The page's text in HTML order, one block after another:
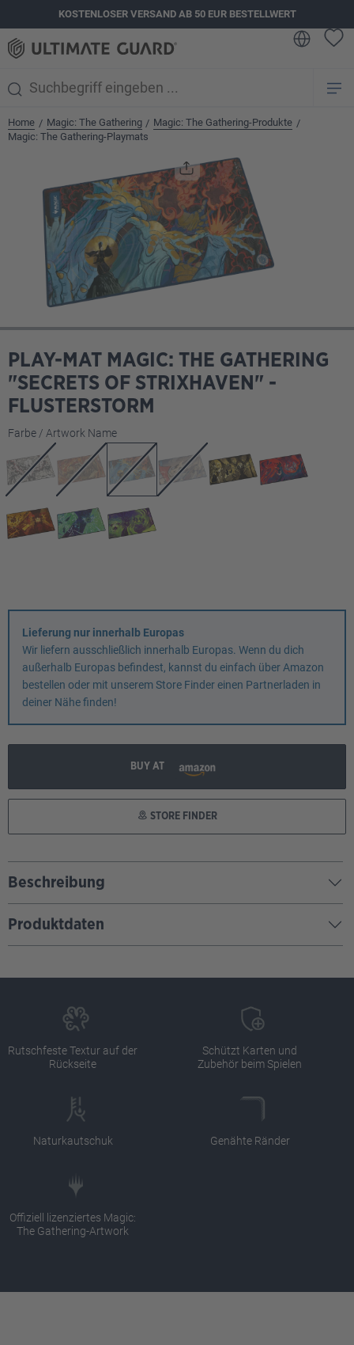
springenKOSTENLOSER VERSAND AB 50 EUR BESTELLWERT
Home / Magic: The Gathering / Magic: The Gathering-Produkte /
Magic: The Gathering-Playmats
PLAY-MAT MAGIC: THE GATHERING
"SECRETS OF STRIXHAVEN" -
FLUSTERSTORM
Farbe / Artwork Nameauswählen
Lieferung nur innerhalb Europas
Wir liefern ausschließlich innerhalb Europas. Wenn du dich
außerhalb Europas befindest, kannst du einfach über Amazon
bestellen oder mit unserem Store Finder einen Partnerladen in
deiner Nähe finden!
BUY AT
STORE FINDER
Beschreibung
Produktdaten
Rutschfeste Textur auf der
Rückseite
Schützt Karten und
Zubehör beim Spielen
Naturkautschuk Genähte Ränder
Offiziell lizenziertes Magic:
The Gathering-Artwork